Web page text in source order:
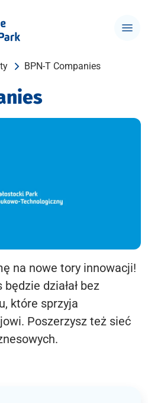
BPN-T Companies
na nowe tory innowacji!
działał bez
które sprzyja
Poszerzysz też sieć